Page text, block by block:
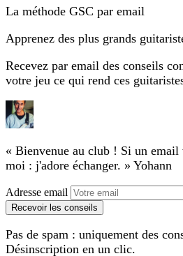
La méthode GSC par email
Apprenez des plus grands
Recevez par email des conseils
votre jeu ce qui rend ces
« Bienvenue au club ! Si un email
moi : j'adore échanger. » Yohann
Adresse email
Recevoir les conseils
Pas de spam : uniquement des
Désinscription en un clic.